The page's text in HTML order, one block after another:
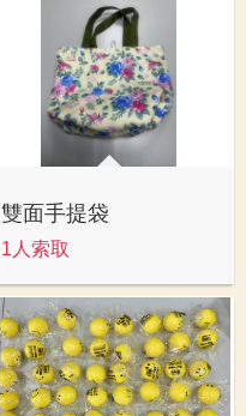
雙面手提袋
1人索取